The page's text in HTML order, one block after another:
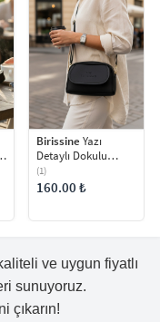
Birissine Yazı
Detaylı Dokulu
Kadın Omuz Çantası
(1)
160.00 ₺
ve uygun fiyatlı
sunuyoruz.
çıkarın!